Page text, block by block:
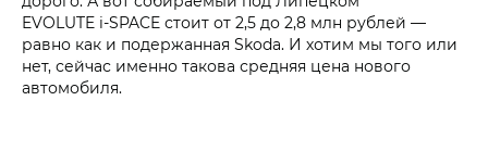
EVOLUTE i‑SPACE стоит от 2,5 до 2,8 млн рублей —
равно как и подержанная Skoda. И хотим мы того или
нет, сейчас именно такова средняя цена нового
автомобиля.